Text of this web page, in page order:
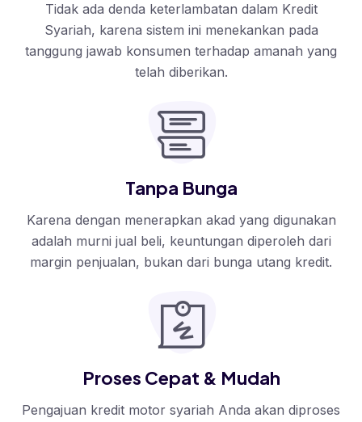
Tidak ada denda keterlambatan dalam Kredit
Syariah, karena sistem ini menekankan pada
tanggung jawab konsumen terhadap amanah yang
telah diberikan.
Tanpa Bunga
Karena dengan menerapkan akad yang digunakan
adalah murni jual beli, keuntungan diperoleh dari
margin penjualan, bukan dari bunga utang kredit.
Proses Cepat & Mudah
Pengajuan kredit motor syariah Anda akan diproses